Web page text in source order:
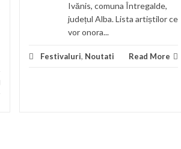
Ivănis, comuna Întregalde,
județul Alba. Lista artiștilor ce
vor onora...
Festivaluri, Noutati Read More